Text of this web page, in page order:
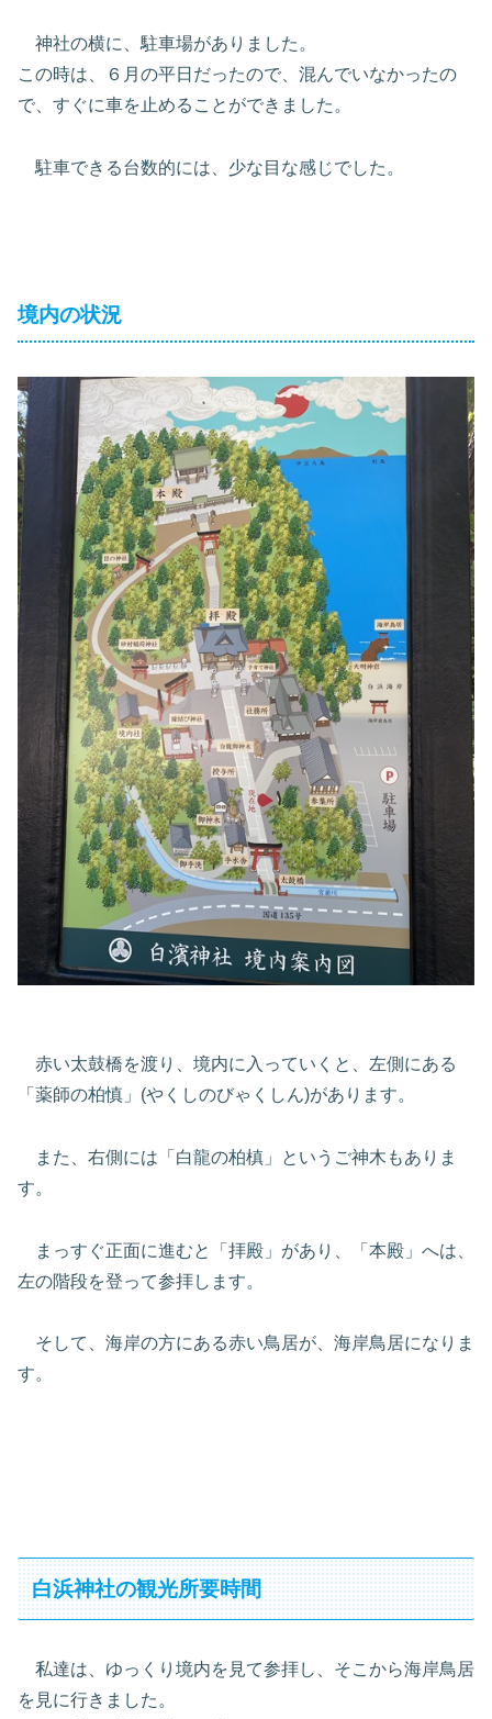
神社の横に、駐車場がありました。
この時は、６月の平日だったので、混んでいなかったの
で、すぐに車を止めることができました。
駐車できる台数的には、少な目な感じでした。
境内の状況
赤い太鼓橋を渡り、境内に入っていくと、左側にある
「薬師の柏慎」(やくしのびゃくしん)があります。
また、右側には「白龍の柏槙」というご神木もありま
す。
まっすぐ正面に進むと「拝殿」があり、「本殿」へは、
左の階段を登って参拝します。
そして、海岸の方にある赤い鳥居が、海岸鳥居になりま
す。
白浜神社の観光所要時間
私達は、ゆっくり境内を見て参拝し、そこから海岸鳥居
を見に行きました。